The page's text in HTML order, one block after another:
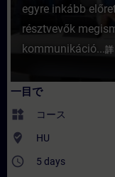
egyre inkább
résztvevők
kommunikáció...詳
一目で
widgets コース
where_to_vote HU
access_time 5 days